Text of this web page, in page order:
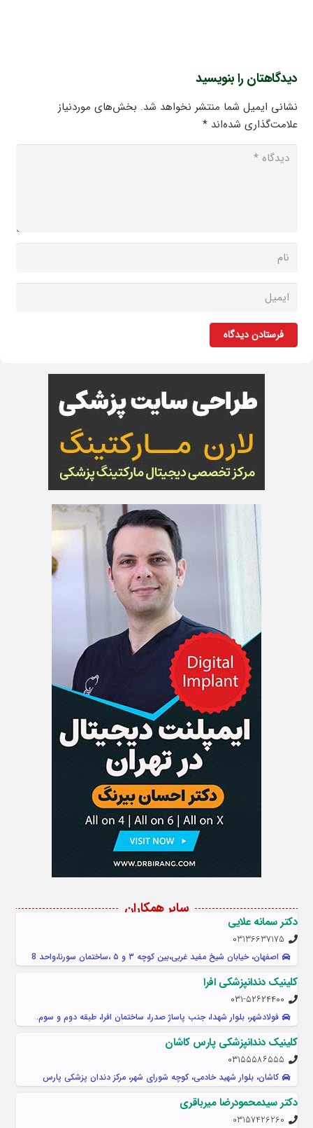
دیدگاهتان را بنویسید
نشانی ایمیل شما منتشر نخواهد شد. بخش‌های موردنیاز
علامت‌گذاری شده‌اند*
فرستادن دیدگاه
سایر همکاران
دکتر سمانه علایی
03136637175
اصفهان، خیابان شیخ مفید غربی،بین کوچه ۳ و ۵ ،ساختمان سورنا،واحد 8
کلینیک دندانپزشکی افرا
۰۳۱-۵۲۶۲۴۴۰۰
فولادشهر، بلوار شهدا، جنب پاساژ صدرا، ساختمان افرا، طبقه دوم و سوم.
کلینیک دندانپزشکی پارس کاشان
۰۳۱۵۵۵۸۶۵۵۵
کاشان، بلوار شهید خادمی، کوچه شورای شهر، مرکز دندان پزشکی پارس
دکتر سیدمحمودرضا میرباقری
03157426260